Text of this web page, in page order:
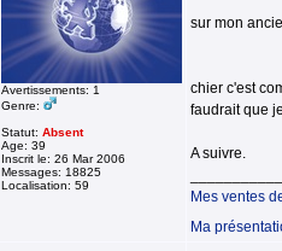
Avertissements: 1
Genre:
Statut: Absent
Age: 39
Inscrit le: 26 Mar 2006
Messages: 18825
Localisation: 59
sur mon
chier c'est
faudrait que
A suivre.
Mes ventes
Ma